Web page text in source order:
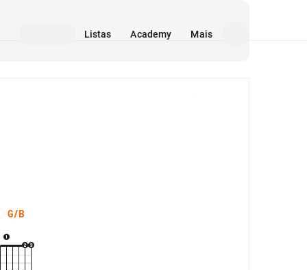
Listas Academy Mais
G/B